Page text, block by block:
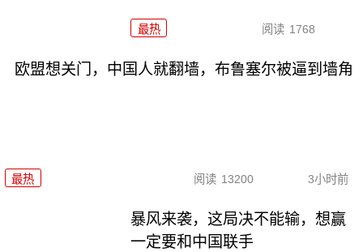
最热 阅读 1768
欧盟想关门，中国人就翻墙，布鲁塞尔被逼到墙角
最热 阅读 13200 3小时前
暴风来袭，这局决不能输，想赢
一定要和中国联手